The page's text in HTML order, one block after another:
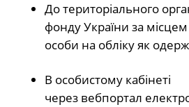
До територіального
фонду України за
особи на обліку як
В особистому кабінеті
через вебпортал